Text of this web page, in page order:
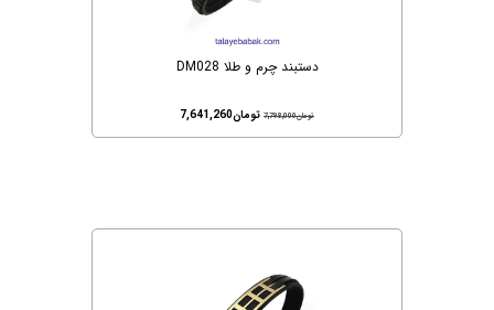
دستبند چرم و طلا DM028
تومان7,798,000 تومان7,641,260